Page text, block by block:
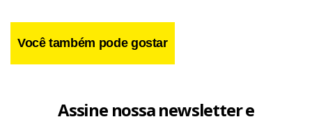
Você também pode gostar
Assine nossa newsletter e